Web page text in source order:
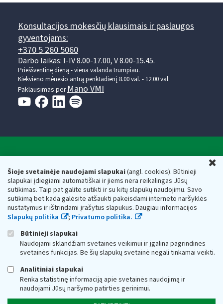
Šioje svetainėje naudojami slapukai(angl. cookies). Būtinieji
slapukai įdiegiami automatiškai ir jiems nėra reikalingas Jūsų
sutikimas. Taip pat galite sutikti ir su kitų slapukų naudojimu. Savo
sutikimą bet kada galėsite atšaukti pakeisdami interneto naršyklės
nustatymus ir ištrindami įrašytus slapukus. Daugiau informacijos
Slapukų politika
; Privatumo politika.
Būtinieji slapukai
Naudojami sklandžiam svetainės veikimui ir įgalina pagrindines
svetainės funkcijas. Be šių slapukų svetainė negali tinkamai veikti.
Analitiniai slapukai
Renka statistinę informaciją apie svetainės naudojimą ir
naudojami Jūsų naršymo patirties gerinimui.
Konsultacijos mokesčių klausimais ir paslaugos
gyventojams:
+370 5 260 5060
Darbo laikas: I-IV 8.00-17.00, V 8.00-15.45.
Prieššventinę dieną - viena valanda trumpiau.
Kiekvieno mėnesio antrą penktadienį 8.00 val. - 12.00 val.
Paklausimas per Mano VMI
Respublikos finansų ministerijos
Biudžetinė įstaiga. Juridinio asmens kodas — 188659752,
adresas: Vasario 16-osios g. 14, 01107 Vilnius, Lietuva, el.paštas:
vmi@vmi.lt, E. pristatymo dėžutės adresas 188659752
Duomenys apie Valstybinę mokesčių inspekciją prie Lietuvos
Respublikos finansų ministerijos kaupiami ir saugomi Juridinių